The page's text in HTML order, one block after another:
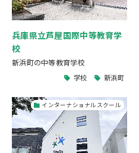
兵庫県立芦屋国際中等教育学
校
新浜町の中等教育学校
学校 新浜町
インターナショナルスクール